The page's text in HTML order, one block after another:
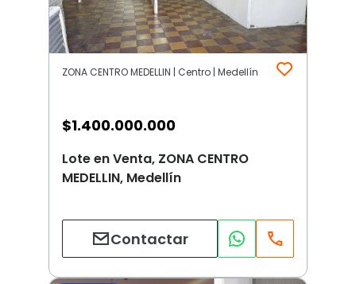
ZONA CENTRO MEDELLIN | Centro | Medellín
$1.400.000.000
Lote en Venta, ZONA CENTRO
MEDELLIN, Medellín
Contactar